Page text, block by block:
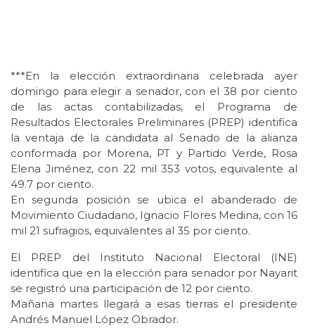
***En la elección extraordinaria celebrada ayer
domingo para elegir a senador, con el 38 por ciento
de las actas contabilizadas, el Programa de
Resultados Electorales Preliminares (PREP) identifica
la ventaja de la candidata al Senado de la alianza
conformada por Morena, PT y Partido Verde, Rosa
Elena Jiménez, con 22 mil 353 votos, equivalente al
49.7 por ciento.
En segunda posición se ubica el abanderado de
Movimiento Ciudadano, Ignacio Flores Medina, con 16
mil 21 sufragios, equivalentes al 35 por ciento.
El PREP del Instituto Nacional Electoral (INE)
identifica que en la elección para senador por Nayarit
se registró una participación de 12 por ciento.
Mañana martes llegará a esas tierras el presidente
Andrés Manuel López Obrador.